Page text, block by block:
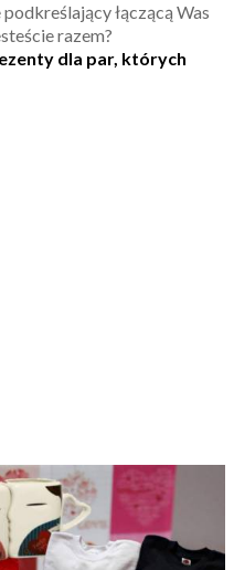
łączącą Was
razem?
dla par, których